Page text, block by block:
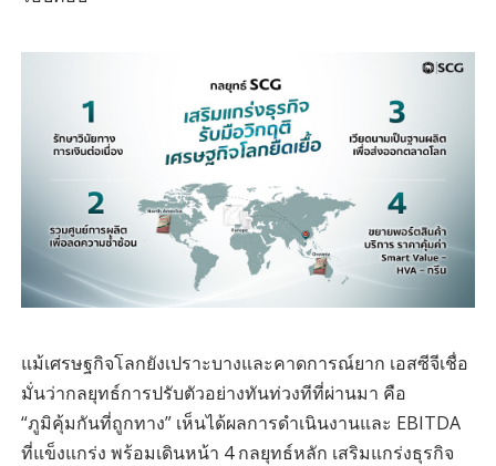
แม้เศรษฐกิจโลกยังเปราะบางและคาดการณ์ยาก เอสซีจีเชื่อ
มั่นว่ากลยุทธ์การปรับตัวอย่างทันท่วงทีที่ผ่านมา คือ
“ภูมิคุ้มกันที่ถูกทาง” เห็นได้ผลการดำเนินงานและ EBITDA
ที่แข็งแกร่ง พร้อมเดินหน้า 4 กลยุทธ์หลัก เสริมแกร่งธุรกิจ